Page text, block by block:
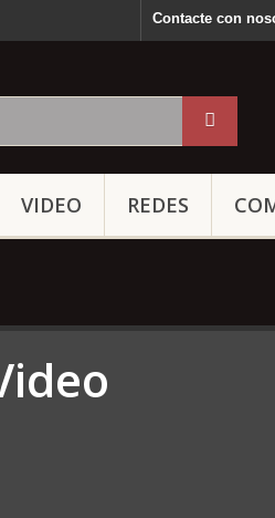
Contacte con
VIDEO REDES